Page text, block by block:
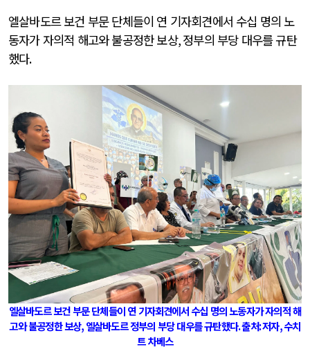
엘살바도르 보건 부문 단체들이 연 기자회견에서 수십 명의 노
동자가 자의적 해고와 불공정한 보상,정부의 부당 대우를 규탄
했다.
엘살바도르 보건 부문 단체들이 연 기자회견에서 수십 명의 노동자가 자의적 해
고와 불공정한 보상,엘살바도르 정부의 부당 대우를 규탄했다.출처:저자,수치
트 차베스